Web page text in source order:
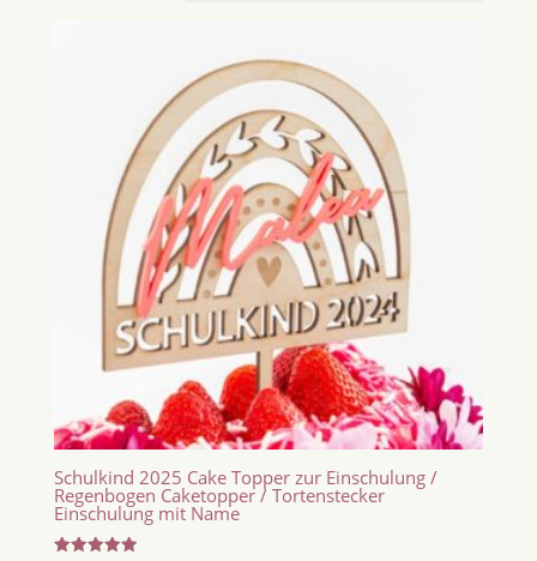
Schulkind 2025 Cake Topper zur Einschulung /
Regenbogen Caketopper / Tortenstecker
Einschulung mit Name